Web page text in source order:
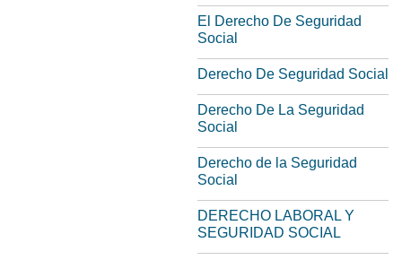
El Derecho De Seguridad
Social
Derecho De Seguridad Social
Derecho De La Seguridad
Social
Derecho de la Seguridad
Social
DERECHO LABORAL Y
SEGURIDAD SOCIAL